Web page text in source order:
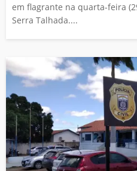
em flagrante na quarta-feira
Serra Talhada....